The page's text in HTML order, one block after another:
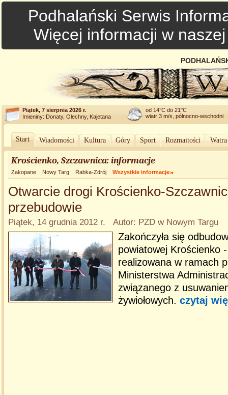
Podhalański Serwis
Więcej informacji w
Piątek, 7 sierpnia 2026 r.
Imieniny: Donaty, Olechny, Kajetana
od 14°C do 21°C
wiatr 3 m/s, północno-wschodni
Start Wiadomości Kultura Góry Sport Rozmaitości
Krościenko, Szczawnica: informacje
Zakopane Nowy Targ Rabka-Zdrój Wszystkie informacje
Otwarcie drogi Krościenko-
przebudowie
Piątek, 14 grudnia 2012 r. Autor: PZD w Nowym Targu
Zakończyła się
powiatowej Krościenko
realizowana w ramach
Ministerstwa
związanego z
żywiołowych. czytaj